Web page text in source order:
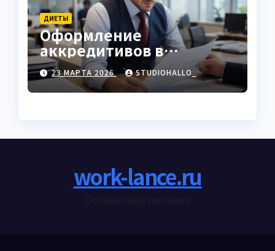
ДИЕТЫ
Оформление
аккредитивов в
международной
торговле
23 МАРТА 2026 STUDIOHALLO_
work-lance.ru